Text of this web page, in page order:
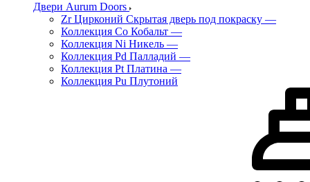
Двери Aurum Doors
Zr Цирконий Скрытая дверь под покраску —
Коллекция Co Кобальт —
Коллекция Ni Никель —
Коллекция Pd Палладий —
Коллекция Pt Платина —
Коллекция Pu Плутоний